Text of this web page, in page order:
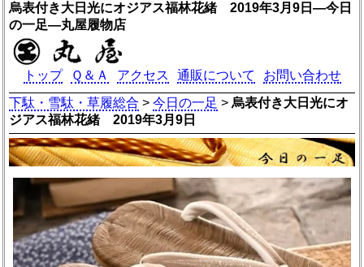
烏表付き大日光にオジアス福林花緒 2019年3月9日―今日
の一足―丸屋履物店
トップ Ｑ＆Ａ アクセス 通販について
お問い合わせ
下駄・雪駄・草履総合 >今日の一足 >烏表付き大日光にオ
ジアス福林花緒 2019年3月9日